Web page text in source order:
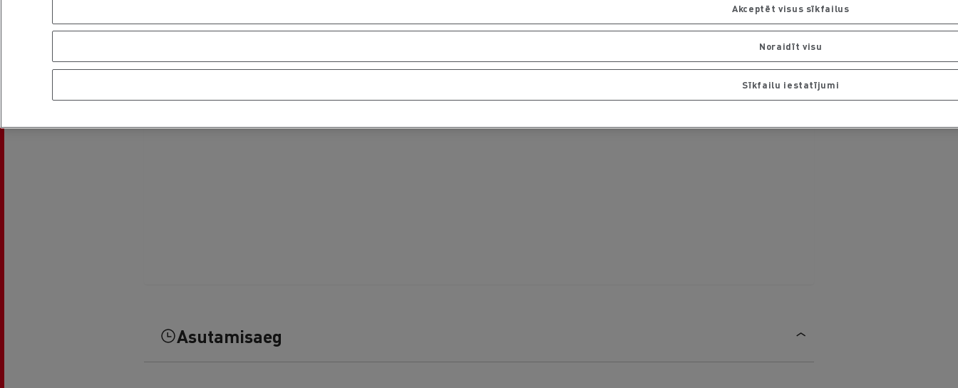
Asutamisaeg
Akceptēt visus sīkfailus
Noraidīt visu
Sīkfailu iestatījumi